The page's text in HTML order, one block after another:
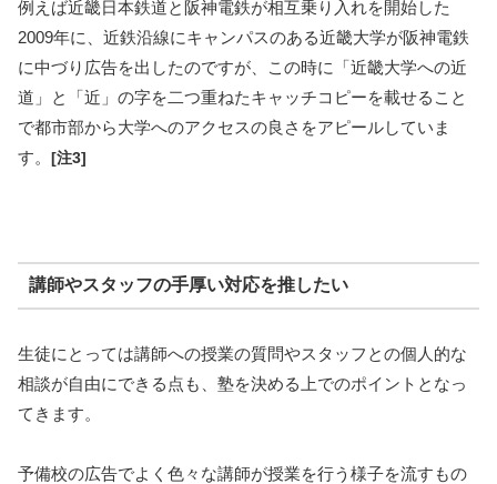
例えば近畿日本鉄道と阪神電鉄が相互乗り入れを開始した
2009年に、近鉄沿線にキャンパスのある近畿大学が阪神電鉄
に中づり広告を出したのですが、この時に「近畿大学への近
道」と「近」の字を二つ重ねたキャッチコピーを載せること
で都市部から大学へのアクセスの良さをアピールしていま
す。 [注3]
講師やスタッフの手厚い対応を推したい
生徒にとっては講師への授業の質問やスタッフとの個人的な
相談が自由にできる点も、塾を決める上でのポイントとなっ
てきます。
予備校の広告でよく色々な講師が授業を行う様子を流すもの